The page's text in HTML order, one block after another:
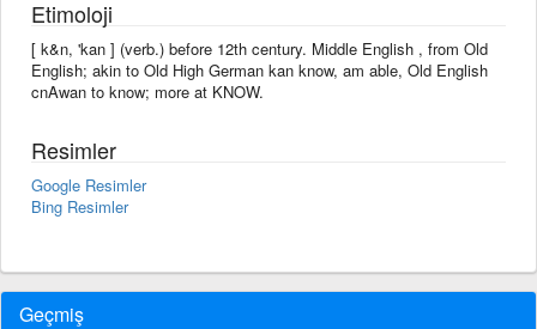
Etimoloji
[ k&n, 'kan ] (verb.) before 12th century. Middle English , from Old
English; akin to Old High German kan know, am able, Old English
cnAwan to know; more at KNOW.
Resimler
Google Resimler
Bing Resimler
Geçmiş